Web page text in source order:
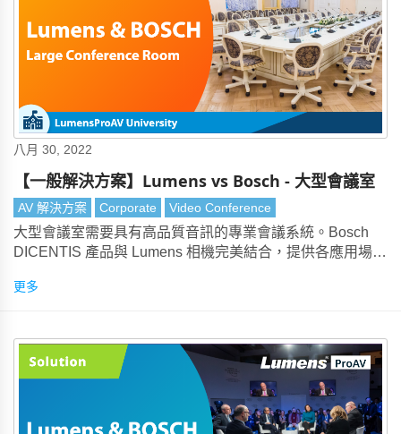
八月 30, 2022
【一般解決方案】Lumens vs Bosch - 大型會議室
AV 解決方案 Corporate Video Conference
大型會議室需要具有高品質音訊的專業會議系統。Bosch
DICENTIS 產品與 Lumens 相機完美結合，提供各應用場景
更多